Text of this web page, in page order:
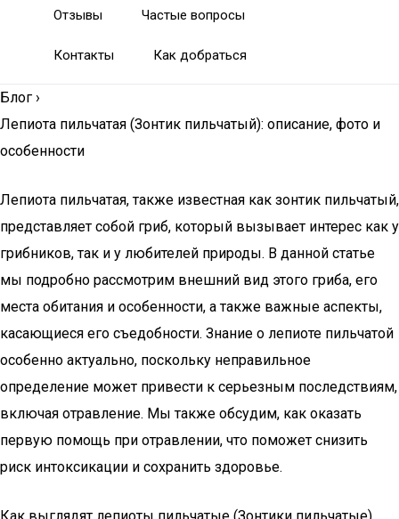
Отзывы Частые вопросы
Контакты Как добраться
Блог ›
Лепиота пильчатая (Зонтик пильчатый): описание, фото и
особенности
Лепиота пильчатая, также известная как зонтик пильчатый,
представляет собой гриб, который вызывает интерес как у
грибников, так и у любителей природы. В данной статье
мы подробно рассмотрим внешний вид этого гриба, его
места обитания и особенности, а также важные аспекты,
касающиеся его съедобности. Знание о лепиоте пильчатой
особенно актуально, поскольку неправильное
определение может привести к серьезным последствиям,
включая отравление. Мы также обсудим, как оказать
первую помощь при отравлении, что поможет снизить
риск интоксикации и сохранить здоровье.